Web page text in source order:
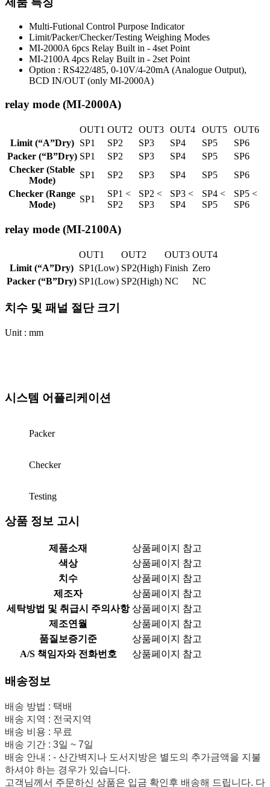
Multi-Futional Control Purpose Indicator
Limit/Packer/Checker/Testing Weighing Modes
MI-2000A 6pcs Relay Built in - 4set Point
MI-2100A 4pcs Relay Built in - 2set Point
Option : RS422/485, 0-10V/4-20mA (Analogue Output),
BCD IN/OUT (only MI-2000A)
relay mode (MI-2000A)
OUT1 OUT2 OUT3 OUT4 OUT5
OUT6
Limit (“A”Dry)
SP1 SP2 SP3 SP4 SP5
SP6
Packer (“B”Dry) SP1 SP2 SP3 SP4 SP5
SP6
Checker (Stable
Mode)
SP1 SP2 SP3 SP4 SP5
SP6
Checker (Range
Mode)
SP1
SP1 <
SP2
SP2 <
SP3
SP3 <
SP4
SP4 <
SP5
SP5 <
SP6
relay mode (MI-2100A)
OUT1 OUT2 OUT3 OUT4
Limit (“A”Dry) SP1(Low) SP2(High) Finish Zero
Packer (“B”Dry) SP1(Low) SP2(High) NC NC
치수 및 패널 절단 크기
Unit : mm
시스템 어플리케이션
Packer
Checker
Testing
상품 정보 고시
제품소재
상품페이지 참고
색상
상품페이지 참고
치수
상품페이지 참고
제조자
상품페이지 참고
세탁방법 및 취급시 주의사항 상품페이지 참고
제조연월
상품페이지 참고
품질보증기준
상품페이지 참고
A/S 책임자와 전화번호
상품페이지 참고
배송정보
배송 방법 : 택배
배송 지역 : 전국지역
배송 비용 : 무료
배송 기간 : 3일 ~ 7일
배송 안내 : - 산간벽지나 도서지방은 별도의 추가금액을 지불
하셔야 하는 경우가 있습니다.
고객님께서 주문하신 상품은 입금 확인후 배송해 드립니다. 다